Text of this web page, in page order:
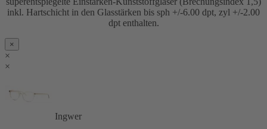
inkl. Hartschicht in den Glasstärken bis sph +/-6.00 dpt, zyl +/-2.00
dpt enthalten.
×
×
×
Ingwer